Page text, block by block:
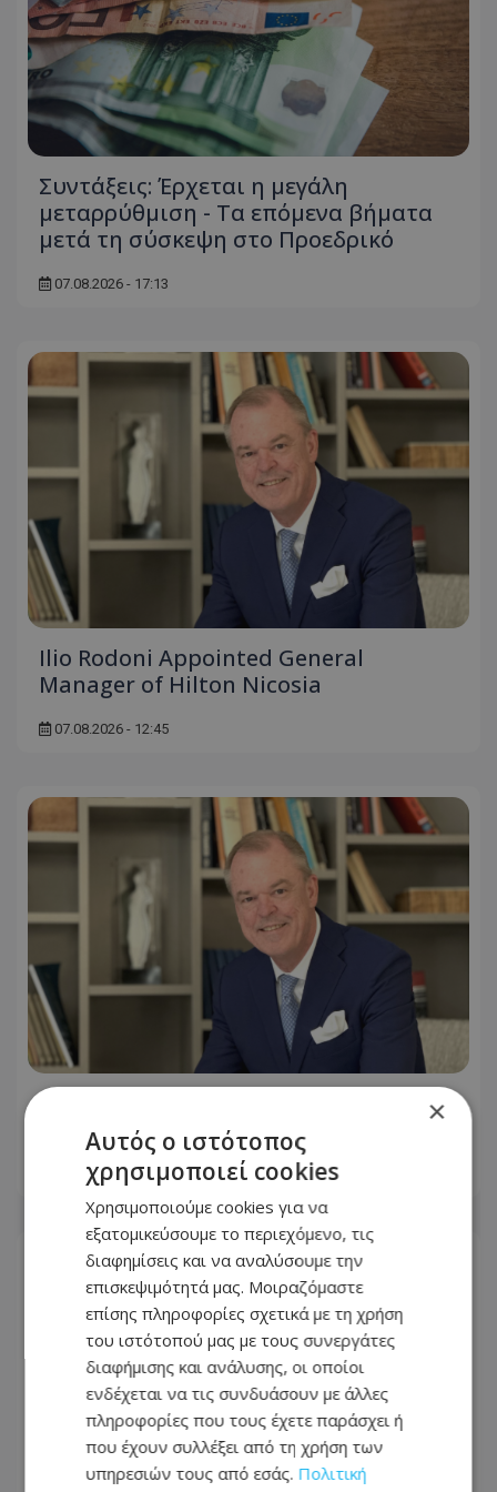
Συντάξεις: Έρχεται η μεγάλη
μεταρρύθμιση - Τα επόμενα βήματα
μετά τη σύσκεψη στο Προεδρικό
07.08.2026 - 17:13
Ilio Rodoni Appointed General
Manager of Hilton Nicosia
07.08.2026 - 12:45
Νέος Γενικός Διευθυντής του Hilton
Nicosia ο Ilio Rodoni
07.08.2026 - 12:44
×
Αυτός ο ιστότοπος
χρησιμοποιεί cookies
Χρησιμοποιούμε cookies για να
εξατομικεύσουμε το περιεχόμενο, τις
διαφημίσεις και να αναλύσουμε την
επισκεψιμότητά μας. Μοιραζόμαστε
επίσης πληροφορίες σχετικά με τη χρήση
του ιστότοπού μας με τους συνεργάτες
διαφήμισης και ανάλυσης, οι οποίοι
ενδέχεται να τις συνδυάσουν με άλλες
πληροφορίες που τους έχετε παράσχει ή
που έχουν συλλέξει από τη χρήση των
υπηρεσιών τους από εσάς. Πολιτική